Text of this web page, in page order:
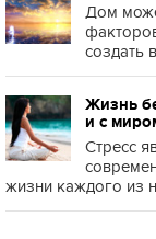
Дом
создать
Жизнь
и с
Стресс
жизни каждого из